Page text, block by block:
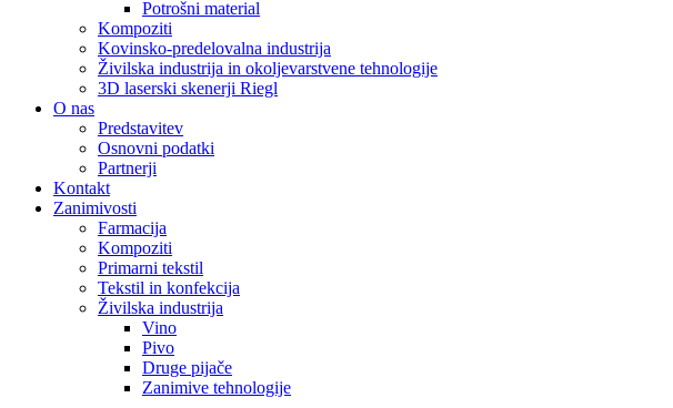
Potrošni material
Kompoziti
Kovinsko-predelovalna industrija
Živilska industrija in okoljevarstvene tehnologije
3D laserski skenerji Riegl
O nas
Predstavitev
Osnovni podatki
Partnerji
Kontakt
Zanimivosti
Farmacija
Kompoziti
Primarni tekstil
Tekstil in konfekcija
Živilska industrija
Vino
Pivo
Druge pijače
Zanimive tehnologije